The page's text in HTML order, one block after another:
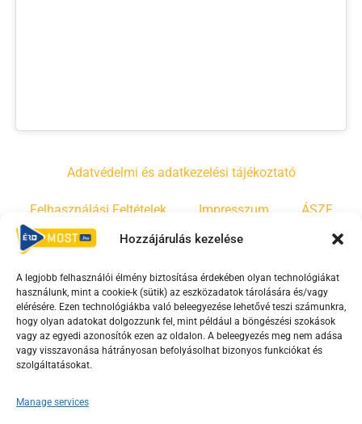
Hozzájárulás kezelése
A legjobb felhasználói élmény biztosítása érdekében olyan technológiákat
használunk, mint a cookie-k (sütik) az eszközadatok tárolására és/vagy
elérésére. Ezen technológiákba való beleegyezése lehetővé teszi számunkra,
hogy olyan adatokat dolgozzunk fel, mint például a böngészési szokások
vagy az egyedi azonosítók ezen az oldalon. A beleegyezés meg nem adása
vagy visszavonása hátrányosan befolyásolhat bizonyos funkciókat és
szolgáltatásokat.
Manage services
Adatvédelmi és adatkezelési tájékoztató
Felhasználási Feltételek Impresszum ÁSZF
Irányelvek Moderálási szabályzat
F
a
c
e
o
Y
o
u
t
b
T
i
k